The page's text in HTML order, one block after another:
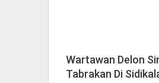
Wartawan Delon
Tabrakan Di